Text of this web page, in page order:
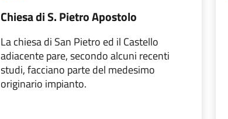
Chiesa di S. Pietro Apostolo
La chiesa di San Pietro ed il Castello
adiacente pare, secondo alcuni recenti
studi, facciano parte del medesimo
originario impianto.